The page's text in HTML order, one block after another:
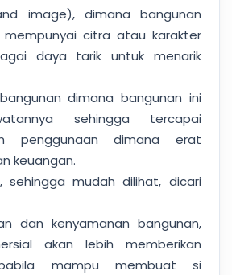
image), dimana bangunan
mempunyai citra atau karakter
daya tarik untuk menarik
dimana bangunan ini
sehingga tercapai
penggunaan dimana erat
keuangan.
sehingga mudah dilihat, dicari
dan kenyamanan bangunan,
akan lebih memberikan
mampu membuat si